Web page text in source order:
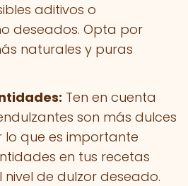
aditivos o
deseados. Opta por
naturales y puras
Ten en cuenta
son más dulces
lo que es importante
en tus recetas
de dulzor deseado.